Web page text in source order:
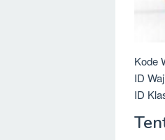
Kode
ID
ID